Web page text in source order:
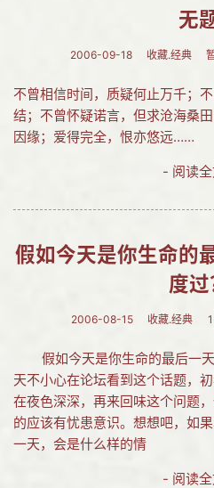
无
2006-09-18 收藏.经典
不曾相信时间，质疑何止万千；
结；不曾怀疑诺言，但求沧海桑
因缘；爱得完全，恨亦悠远
- 阅读
假如今天是你生命的
度过
2006-08-15 收藏.经典
假如今天是你生命的最后一
天不小心在论坛看到这个话题，
在夜色深深，再来回味这个问题
的应该有忧患意识。想想吧，如
一天，会是什么样的情
- 阅读